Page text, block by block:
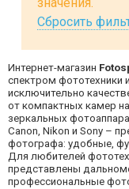
Сбросить
Интернет-магазин
спектром фототехники
исключительно
от компактных камер
зеркальных
Canon, Nikon и Sony –
фотографа: удобные,
Для любителей
представлены
профессиональные